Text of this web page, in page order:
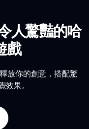
人驚豔的哈
戲
放你的創意，搭配驚
效果。